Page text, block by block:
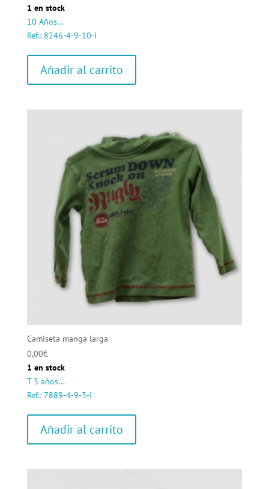
1 en stock
10 Años...
Ref.: 8246-4-9-10-I
Añadir al carrito
Camiseta manga larga
0,00€
1 en stock
T 3 años...
Ref.: 7889-4-9-3-I
Añadir al carrito